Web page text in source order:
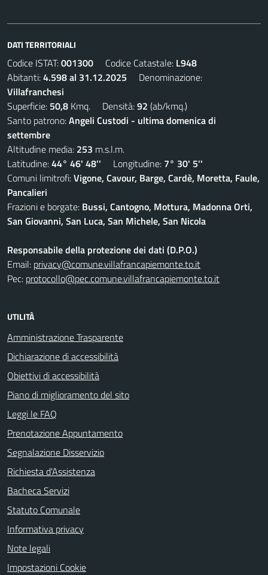
DATI TERRITORIALI
Codice ISTAT:001300 Codice Catastale: L948
Abitanti:4.598 al 31.12.2025 Denominazione:
Villafranchesi
Superficie: 50,8 Kmq. Densità:92 (ab/kmq.)
Santo patrono:Angeli Custodi - ultima domenica di
settembre
Altitudine media: 253 m.s.l.m.
Latitudine:44° 46' 48'' Longitudine: 7° 30' 5''
Comuni limitrofi:Vigone, Cavour, Barge, Cardè, Moretta, Faule,
Pancalieri
Frazioni e borgate: Bussi, Cantogno, Mottura, Madonna Orti,
San Giovanni, San Luca, San Michele, San Nicola
Responsabile della protezione dei dati (D.P.O.)
Email: privacy@comune.villafrancapiemonte.to.it
Pec: protocollo@pec.comune.villafrancapiemonte.to.it
UTILITÀ
Amministrazione Trasparente
Dichiarazione di accessibilità
Obiettivi di accessibilità
Piano di miglioramento del sito
Leggi le FAQ
Prenotazione Appuntamento
Segnalazione Disservizio
Richiesta d'Assistenza
Bacheca Servizi
Statuto Comunale
Informativa privacy
Note legali
Impostazioni Cookie